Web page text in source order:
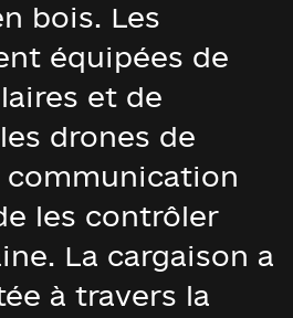
bois. Les
équipées de
et de
drones de
communication
les contrôler
La cargaison a
à travers la